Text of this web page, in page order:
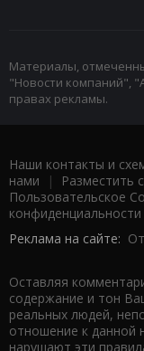
Материалы,
"Новости компаний",
правах рекламы.
Наши контакты и
нами | Разместить
Пользовательское
Реклама на сайте:
Оставляя
содержание и тон
реальных людей,
отношение к данной
нарушают эти